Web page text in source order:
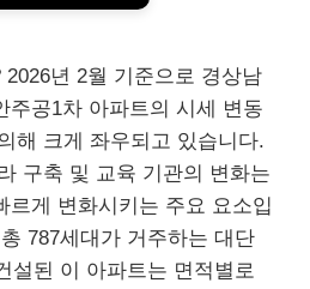
년 2월 기준으로 경상남
주공1차 아파트의 시세 변동
해 크게 좌우되고 있습니다.
구축 및 교육 기관의 변화는
르게 변화시키는 주요 요소입
787세대가 거주하는 대단
설된 이 아파트는 면적별로